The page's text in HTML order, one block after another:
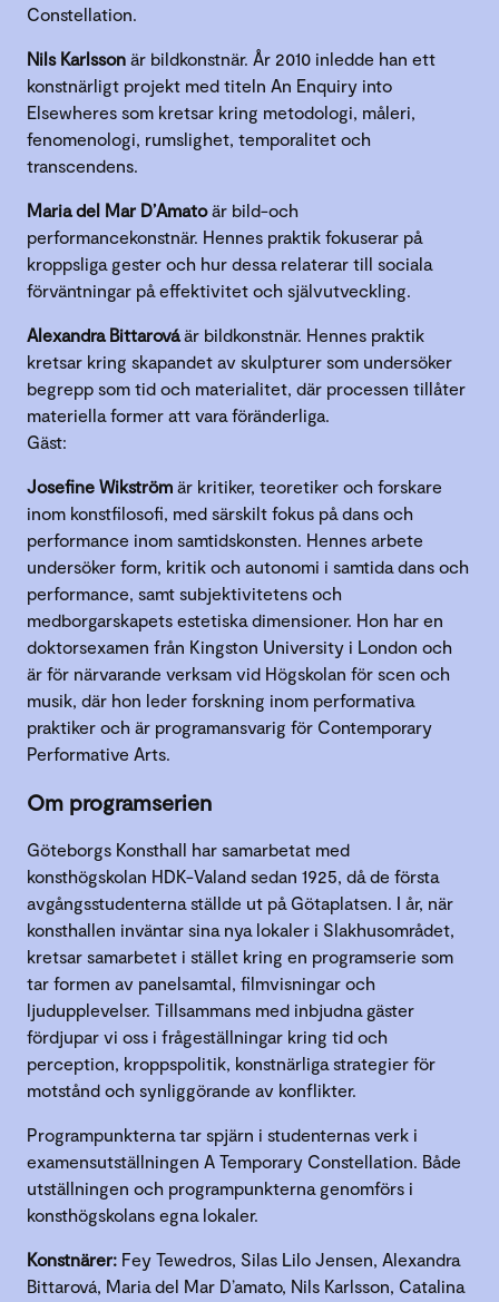
Constellation.
Nils Karlsson är bildkonstnär. År 2010 inledde han ett
konstnärligt projekt med titeln An Enquiry into
Elsewheres som kretsar kring metodologi, måleri,
fenomenologi, rumslighet, temporalitet och
transcendens.
Maria del Mar D’Amatoär bild-och
performancekonstnär. Hennes praktik fokuserar på
kroppsliga gester och hur dessa relaterar till sociala
förväntningar på effektivitet och självutveckling.
Alexandra Bittarováär bildkonstnär. Hennes praktik
kretsar kring skapandet av skulpturer som undersöker
begrepp som tid och materialitet, där processen tillåter
materiella former att vara föränderliga.
Gäst:
Josefine Wikström är kritiker, teoretiker och forskare
inom konstfilosofi, med särskilt fokus på dans och
performance inom samtidskonsten. Hennes arbete
undersöker form, kritik och autonomi i samtida dans och
performance, samt subjektivitetens och
medborgarskapets estetiska dimensioner. Hon har en
doktorsexamen från Kingston University i London och
är för närvarande verksam vid Högskolan för scen och
musik, där hon leder forskning inom performativa
praktiker och är programansvarig för Contemporary
Performative Arts.
Om programserien
Göteborgs Konsthall har samarbetat med
konsthögskolan HDK-Valand sedan 1925, då de första
avgångsstudenterna ställde ut på Götaplatsen. I år, när
konsthallen inväntar sina nya lokaler i Slakhusområdet,
kretsar samarbetet i stället kring en programserie som
tar formen av panelsamtal, filmvisningar och
ljudupplevelser. Tillsammans med inbjudna gäster
fördjupar vi oss i frågeställningar kring tid och
perception, kroppspolitik, konstnärliga strategier för
motstånd och synliggörande av konflikter.
Programpunkterna tar spjärn i studenternas verk i
examensutställningen A Temporary Constellation. Både
utställningen och programpunkterna genomförs i
konsthögskolans egna lokaler.
Konstnärer: Fey Tewedros, Silas Lilo Jensen, Alexandra
Bittarová, Maria del Mar D’amato, Nils Karlsson, Catalina